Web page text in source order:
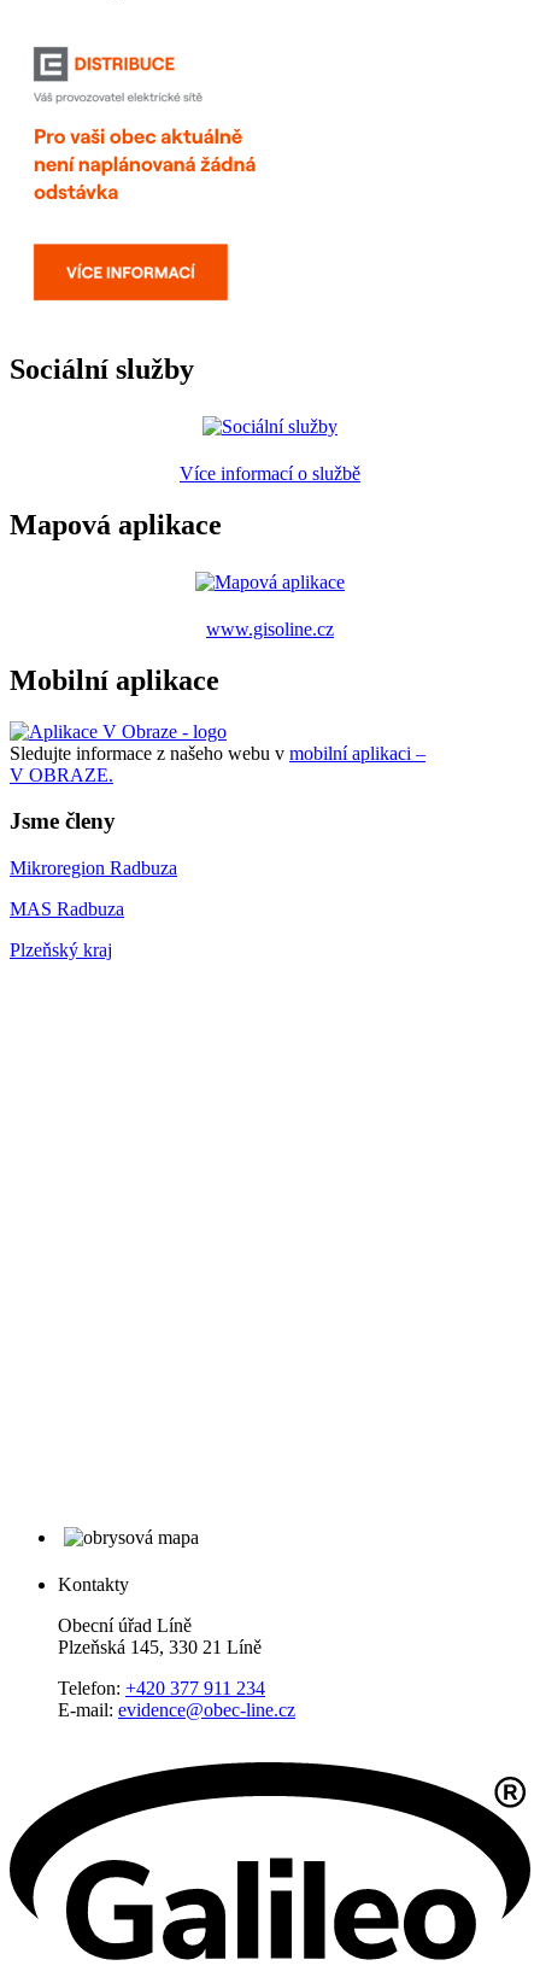
Sociální služby
Více informací o službě
Mapová aplikace
www.gisoline.cz
Mobilní aplikace
Sledujte informace z našeho webu v mobilní aplikaci –
V OBRAZE.
Jsme členy
Mikroregion Radbuza
MAS Radbuza
Plzeňský kraj
Kontakty
Obecní úřad Líně
Plzeňská 145, 330 21 Líně
Telefon: +420 377 911 234
E-mail: evidence@obec-line.cz